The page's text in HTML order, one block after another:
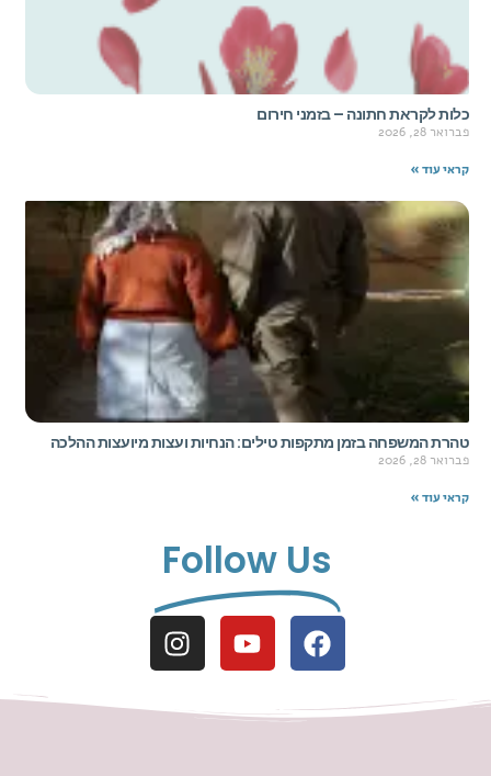
כלות לקראת חתונה – בזמני חירום
פברואר 28, 2026
קראי עוד »
טהרת המשפחה בזמן מתקפות טילים: הנחיות ועצות מיועצות ההלכה
פברואר 28, 2026
קראי עוד »
Follow Us